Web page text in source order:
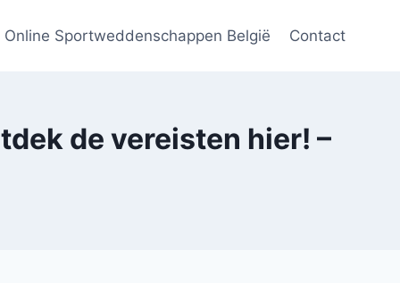
Online Sportweddenschappen België Contact
de vereisten hier! –